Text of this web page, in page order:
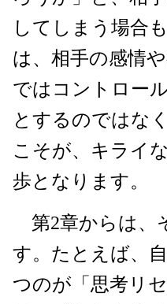
してしまう場合
は、相手の感情
ではコントロー
とするのではな
こそが、キライ
歩となります。
第2章からは、
す。たとえば、
つのが「思考リ